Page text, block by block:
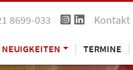
8699-033 Kontakt
NEUIGKEITEN TERMINE